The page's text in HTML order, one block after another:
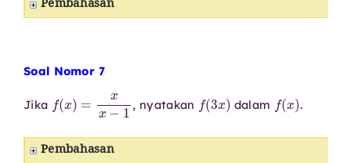
Pembahasan
Soal Nomor 7
Jika
f(x ) 1
, nyatakan
f(3x )
dalam
f(x )
.
Pembahasan